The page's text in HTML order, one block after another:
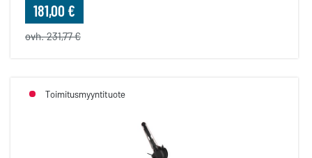
181,00 €
ovh. 231,77 €
Toimitusmyyntituote